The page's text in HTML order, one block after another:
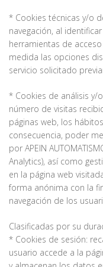
* Cookies técnicas y/o
navegación, al
herramientas de
medida las opciones
servicio solicitado
* Cookies de análisis y/
número de visitas
páginas web, los
consecuencia, poder
por APEIN
Analytics), así como
en la página web
forma anónima con la
navegación de los
Clasificadas por su
* Cookies de sesión:
usuario accede a la